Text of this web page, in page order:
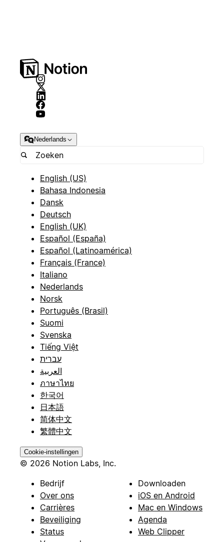
Nederlands
English (US)
Bahasa Indonesia
Dansk
Deutsch
English (UK)
Español (España)
Español (Latinoamérica)
Français (France)
Italiano
Nederlands
Norsk
Português (Brasil)
Suomi
Svenska
Tiếng Việt
עברית
العربية
ภาษาไทย
한국어
日本語
简体中文
繁體中文
Cookie-instellingen
© 2026 Notion Labs, Inc.
Bedrijf
Over ons
Carrières
Beveiliging
Status
Downloaden
iOS en Android
Mac en Windows
Agenda
Web Clipper